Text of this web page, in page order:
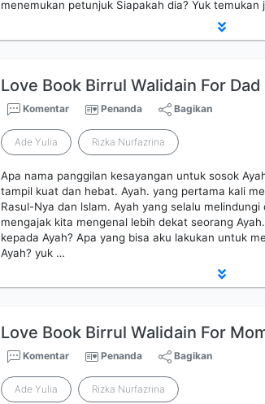
menemukan petunjuk Siapakah dia? Yuk
Love Book Birrul Walidain For Dad
Komentar Penanda Bagikan
Ade Yulia Rizka Nurfazrina
Apa nama panggilan kesayangan untuk sosok
tampil kuat dan hebat. Ayah. yang pertama kali
Rasul-Nya dan lslam. Ayah yang selalu
mengajak kita mengenal lebih dekat seorang
kepada Ayah? Apa yang bisa aku lakukan untuk
Ayah? yuk …
Love Book Birrul Walidain For
Komentar Penanda Bagikan
Ade Yulia Rizka Nurfazrina